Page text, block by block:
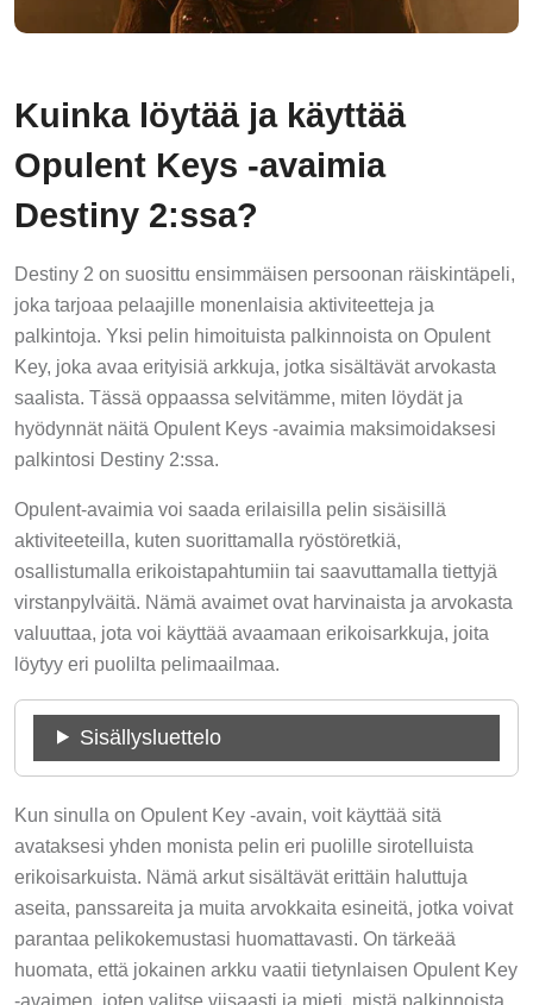
Kuinka löytää ja käyttää
Opulent Keys -avaimia
Destiny 2:ssa?
Destiny 2 on suosittu ensimmäisen persoonan räiskintäpeli,
joka tarjoaa pelaajille monenlaisia aktiviteetteja ja
palkintoja. Yksi pelin himoituista palkinnoista on Opulent
Key, joka avaa erityisiä arkkuja, jotka sisältävät arvokasta
saalista. Tässä oppaassa selvitämme, miten löydät ja
hyödynnät näitä Opulent Keys -avaimia maksimoidaksesi
palkintosi Destiny 2:ssa.
Opulent-avaimia voi saada erilaisilla pelin sisäisillä
aktiviteeteilla, kuten suorittamalla ryöstöretkiä,
osallistumalla erikoistapahtumiin tai saavuttamalla tiettyjä
virstanpylväitä. Nämä avaimet ovat harvinaista ja arvokasta
valuuttaa, jota voi käyttää avaamaan erikoisarkkuja, joita
löytyy eri puolilta pelimaailmaa.
Sisällysluettelo
Kun sinulla on Opulent Key -avain, voit käyttää sitä
avataksesi yhden monista pelin eri puolille sirotelluista
erikoisarkuista. Nämä arkut sisältävät erittäin haluttuja
aseita, panssareita ja muita arvokkaita esineitä, jotka voivat
parantaa pelikokemustasi huomattavasti. On tärkeää
huomata, että jokainen arkku vaatii tietynlaisen Opulent Key
-avaimen, joten valitse viisaasti ja mieti, mistä palkinnoista